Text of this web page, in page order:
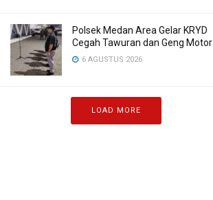
Polsek Medan Area Gelar KRYD
Cegah Tawuran dan Geng Motor
6 AGUSTUS 2026
LOAD MORE